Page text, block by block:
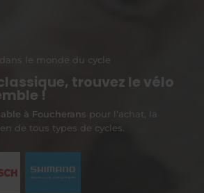
le monde du cycle
trouvez le vélo
!
à Foucherans pour l’achat, la
de tous types de cycles.